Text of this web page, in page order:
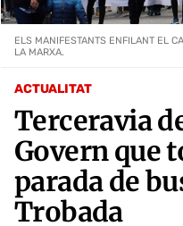
ACTUALITAT
Terceravia
Govern que
parada de
Trobada
ELS MANIFESTANTS ENFILANT EL
LA MARXA.